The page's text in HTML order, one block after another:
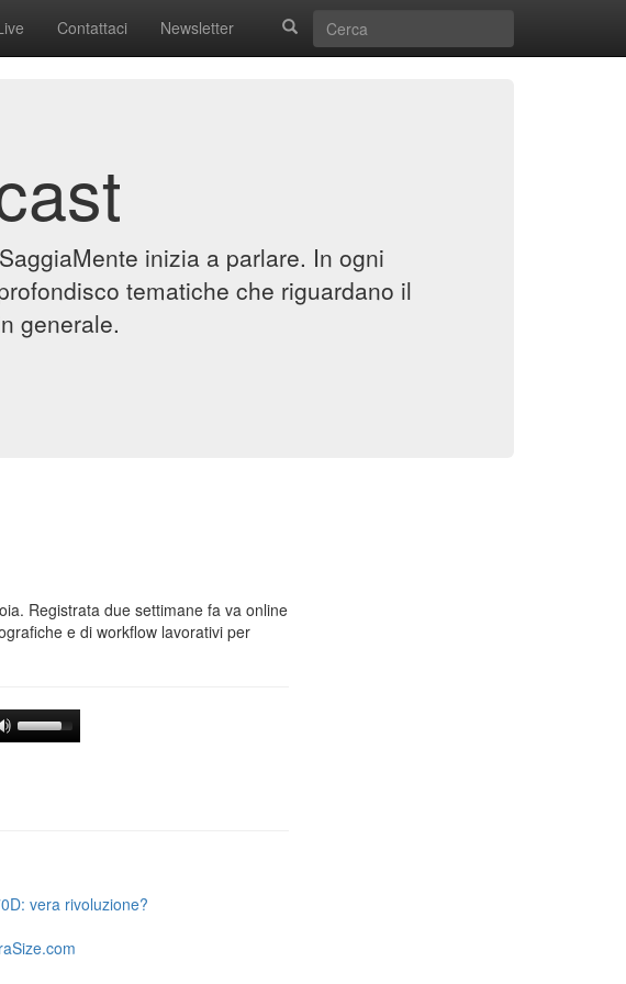
Contattaci Newsletter
inizia a parlare. In ogni
tematiche che riguardano il
generale.
Registrata due settimane fa va online
e di workflow lavorativi per
vera rivoluzione?